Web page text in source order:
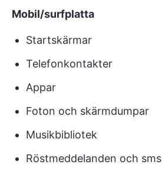
Mobil/surfplatta
Startskärmar
Telefonkontakter
Appar
Foton och skärmdumpar
Musikbibliotek
Röstmeddelanden och sms